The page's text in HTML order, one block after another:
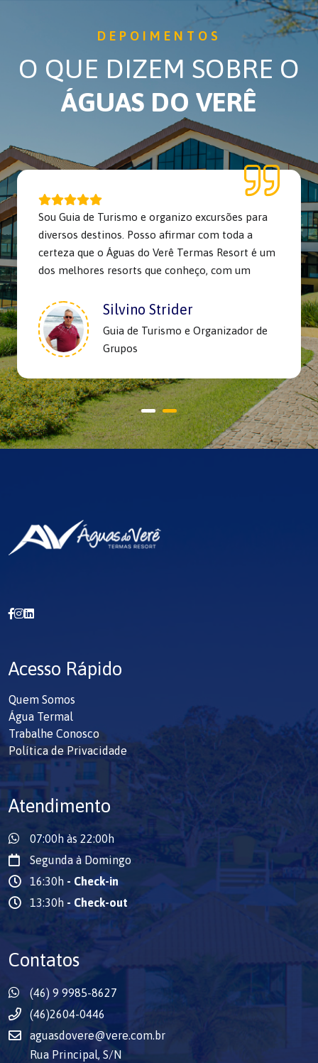
DEPOIMENTOS
O QUE DIZEM SOBRE O
ÁGUAS DO VERÊ
Sou Guia de Turismo e organizo excursões para
diversos destinos. Posso afirmar com toda a
certeza que o Águas do Verê Termas Resort é um
dos melhores resorts que conheço, com um
ser um lugar de padrão família, tranquilo e sem
muita agitação. A equipe é sempre muito
atenciosa e prestativa, e a educação e o bom
treinamento dos funcionários são notáveis. O
resort é lindo, muito bem cuidado e oferece
grande conforto. A alimentação é exemplar, com
um cardápio excelente, que preza pela qualidade
e variedade. Na minha experiência profissional,
nunca ouvi uma única reclamação de quem
Silvino Strider
Guia de Turismo e Organizador de
Grupos
Acesso Rápido
Quem Somos
Água Termal
Trabalhe Conosco
Política de Privacidade
Atendimento
07:00h às 22:00h
Segunda à Domingo
16:30h - Check-in
13:30h - Check-out
Contatos
(46) 9 9985-8627
(46)2604-0446
aguasdovere@vere.com.br
Rua Principal, S/N